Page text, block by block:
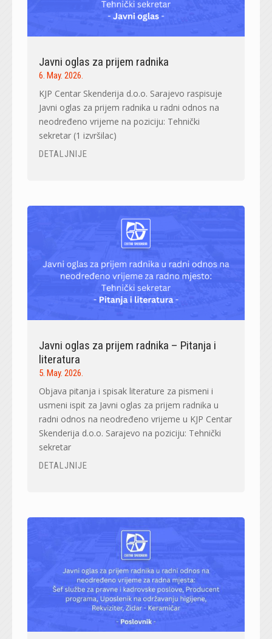
Javni oglas za prijem radnika
6. May. 2026.
KJP Centar Skenderija d.o.o. Sarajevo raspisuje
Javni oglas za prijem radnika u radni odnos na
neodređeno vrijeme na poziciju: Tehnički
sekretar (1 izvršilac)
DETALJNIJE
Javni oglas za prijem radnika – Pitanja i
literatura
5. May. 2026.
Objava pitanja i spisak literature za pismeni i
usmeni ispit za Javni oglas za prijem radnika u
radni odnos na neodređeno vrijeme u KJP Centar
Skenderija d.o.o. Sarajevo na poziciju: Tehnički
sekretar
DETALJNIJE